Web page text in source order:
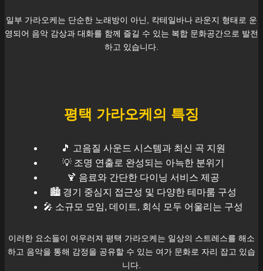
일부 가라오케는 단순한 노래방이 아닌, 칵테일바나 라운지 형태로 운
영되어 음악 감상과 대화를 함께 즐길 수 있는 복합 문화공간으로 발전
하고 있습니다.
평택 가라오케의 특징
🎵 고음질 사운드 시스템과 최신 곡 지원
💡 조명 연출로 완성되는 아늑한 분위기
🍹 음료와 간단한 다이닝 서비스 제공
🏙️ 경기
중심지 접근성 및 다양한 테마룸 구성
🎤 소규모 모임, 데이트, 회식 모두 어울리는 구성
이러한 요소들이 어우러져 평택 가라오케는 일상의 스트레스를 해소
하고 음악을 통해 감정을 공유할 수 있는 여가 문화로 자리 잡고 있습
니다.